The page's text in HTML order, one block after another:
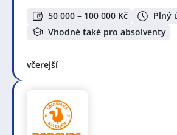
50 000 – 100 000 Kč
Plný
Vhodné také pro absolventy
včerejší